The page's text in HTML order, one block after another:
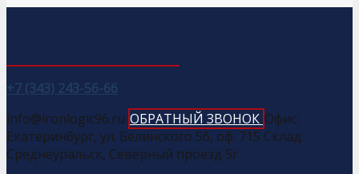
+7 (343) 243-56-66
info@ironlogic96.ru ОБРАТНЫЙ ЗВОНОК Офис:
Екатеринбург, ул. Белинского 56, оф. 715 Склад:
Среднеуральск, Северный проезд 5г